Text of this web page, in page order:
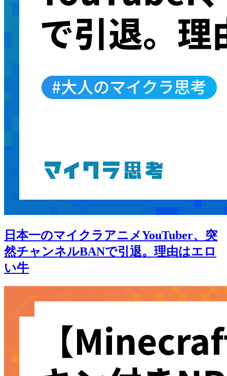
日本一のマイクラアニメYouTuber、突
然チャンネルBANで引退。理由はエロ
い牛